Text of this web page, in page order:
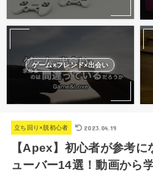
ゲーム×フレンド×出会い
立ち回り×脱初心者 2023.04.19
【Apex】初心者が参考
ューバー14選！動画から